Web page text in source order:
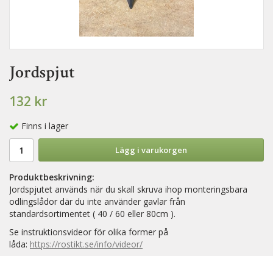
Jordspjut
132 kr
Finns i lager
Lägg i varukorgen
Produktbeskrivning:
Jordspjutet används när du skall skruva ihop monteringsbara
odlingslådor där du inte använder gavlar från
standardsortimentet ( 40 / 60 eller 80cm ).
Se instruktionsvideor för olika former på
låda: https://rostikt.se/info/videor/